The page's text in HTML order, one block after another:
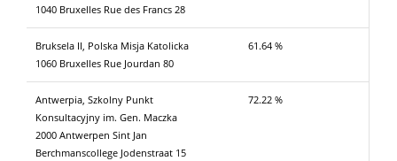
1040 Bruxelles Rue des Francs 28
Bruksela II, Polska Misja Katolicka
1060 Bruxelles Rue Jourdan 80
61.64 %
Antwerpia, Szkolny Punkt
Konsultacyjny im. Gen. Maczka
2000 Antwerpen Sint Jan
Berchmanscollege Jodenstraat 15
72.22 %